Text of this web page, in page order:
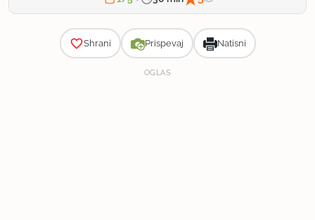
Shrani Prispevaj Natisni
OGLAS